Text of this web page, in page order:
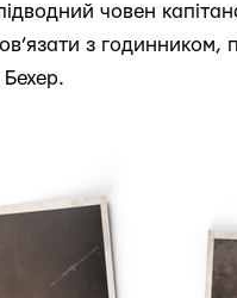
човен
з годинником,